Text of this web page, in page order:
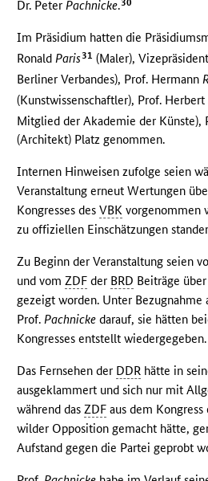
Dr. PeterPachnicke.
Im Präsidium hatten die
RonaldParis31 (Maler),
Berliner Verbandes), Prof. Hermann
(Kunstwissenschaftler), Prof. Herbert
Mitglied der Akademie der Künste),
(Architekt) Platz genommen.
Internen Hinweisen zufolge seien
Veranstaltung erneut Wertungen
Kongresses desVBK vorgenommen
zu offiziellen Einschätzungen
Zu Beginn der Veranstaltung seien
und vomZDF der BRD Beiträge
gezeigt worden. Unter Bezugnahme
Prof.Pachnicke darauf, sie hätten
Kongresses entstellt wiedergegeben.
Das Fernsehen der DDR hätte in
ausgeklammert und sich nur mit
während dasZDF aus dem
wilder Opposition gemacht hätte,
Aufstand gegen die Partei geprobt